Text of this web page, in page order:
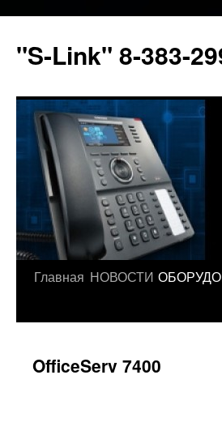
"S-Link" 8-383-
Перейти
Главная НОВОСТИ
OfficeServ 7400